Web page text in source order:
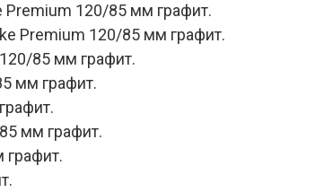
120/85 мм графит.
Premium 120/85 мм графит.
85 мм графит.
мм графит.
мм графит.
графит.